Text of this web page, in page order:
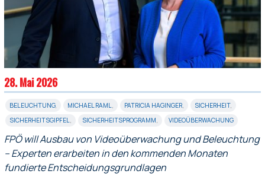
28. Mai 2026
BELEUCHTUNG, MICHAEL RAML, PATRICIA HAGINGER, SICHERHEIT,
SICHERHEITSGIPFEL, SICHERHEITSPROGRAMM, VIDEOÜBERWACHUNG
FPÖ will Ausbau von Videoüberwachung und Beleuchtung
– Experten erarbeiten in den kommenden Monaten
fundierte Entscheidungsgrundlagen